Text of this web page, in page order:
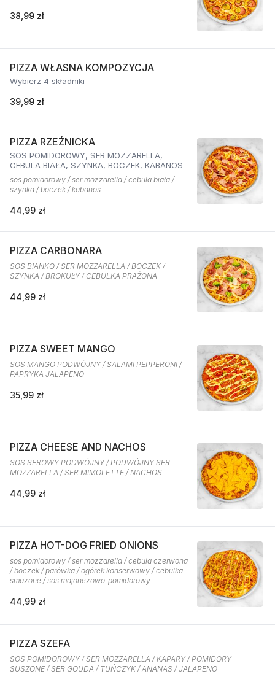
38,99 zł
PIZZA WŁASNA KOMPOZYCJA
Wybierz 4 składniki
39,99 zł
PIZZA RZEŹNICKA
SOS POMIDOROWY, SER MOZZARELLA,
CEBULA BIAŁA, SZYNKA, BOCZEK, KABANOS
sos pomidorowy / ser mozzarella / cebula biała /
szynka / boczek / kabanos
44,99 zł
PIZZA CARBONARA
SOS BIANKO / SER MOZZARELLA / BOCZEK /
SZYNKA / BROKUŁY / CEBULKA PRAŻONA
44,99 zł
PIZZA SWEET MANGO
SOS MANGO PODWÓJNY / SALAMI PEPPERONI /
PAPRYKA JALAPENO
35,99 zł
PIZZA CHEESE AND NACHOS
SOS SEROWY PODWÓJNY / PODWÓJNY SER
MOZZARELLA / SER MIMOLETTE / NACHOS
44,99 zł
PIZZA HOT-DOG FRIED ONIONS
sos pomidorowy / ser mozzarella / cebula czerwona
/ boczek / parówka / ogórek konserwowy / cebulka
smażone / sos majonezowo-pomidorowy
44,99 zł
PIZZA SZEFA
SOS POMIDOROWY / SER MOZZARELLA / KAPARY / POMIDORY
SUSZONE / SER GOUDA / TUŃCZYK / ANANAS / JALAPENO